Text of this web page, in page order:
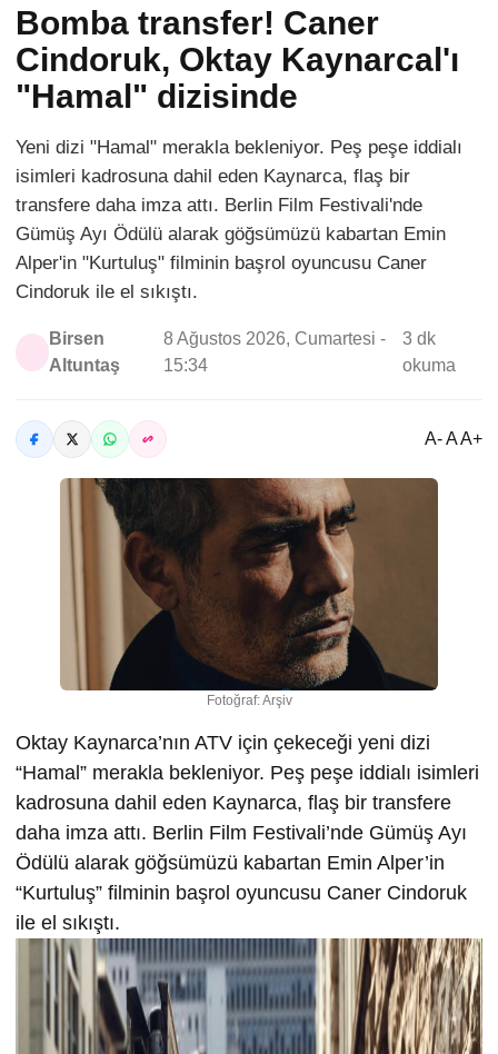
Bomba transfer! Caner
Cindoruk, Oktay Kaynarcal'ı
"Hamal" dizisinde
Yeni dizi "Hamal" merakla bekleniyor. Peş peşe iddialı
isimleri kadrosuna dahil eden Kaynarca, flaş bir
transfere daha imza attı. Berlin Film Festivali'nde
Gümüş Ayı Ödülü alarak göğsümüzü kabartan Emin
Alper'in "Kurtuluş" filminin başrol oyuncusu Caner
Cindoruk ile el sıkıştı.
Birsen
Altuntaş
8 Ağustos 2026, Cumartesi -
15:34
3 dk
okuma
A- A A+
Fotoğraf: Arşiv
Oktay Kaynarca’nın ATV için çekeceği yeni dizi
“Hamal” merakla bekleniyor. Peş peşe iddialı isimleri
kadrosuna dahil eden Kaynarca, flaş bir transfere
daha imza attı. Berlin Film Festivali’nde Gümüş Ayı
Ödülü alarak göğsümüzü kabartan Emin Alper’in
“Kurtuluş” filminin başrol oyuncusu Caner Cindoruk
ile el sıkıştı.